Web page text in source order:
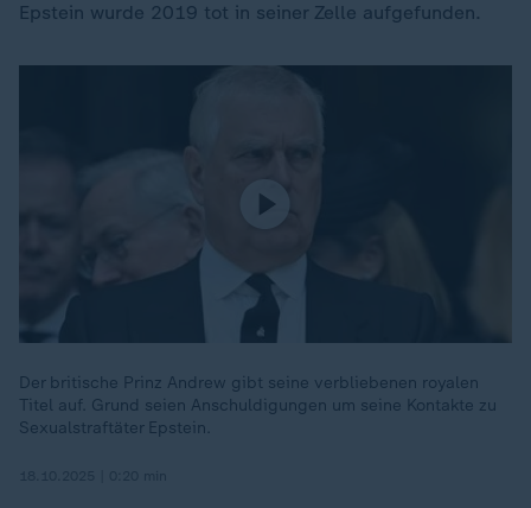
Epstein wurde 2019 tot in seiner Zelle aufgefunden.
Der britische Prinz Andrew gibt seine verbliebenen royalen
Titel auf. Grund seien Anschuldigungen um seine Kontakte zu
Sexualstraftäter Epstein.